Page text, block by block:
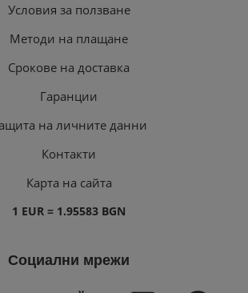
Условия за ползване
Методи на плащане
Срокове на доставка
Гаранции
на личните данни
Контакти
Карта на сайта
1 EUR = 1.95583 BGN
Социални мрежи